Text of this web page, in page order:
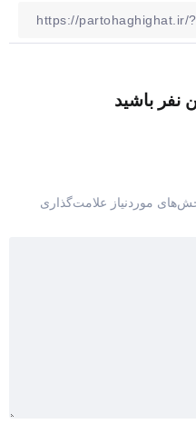
نفر باشید
موردنیاز علامت‌گذاری